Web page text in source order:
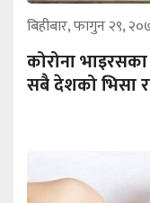
बिहीबार, फागुन २९,
कोरोना
सबै देशको भिसा